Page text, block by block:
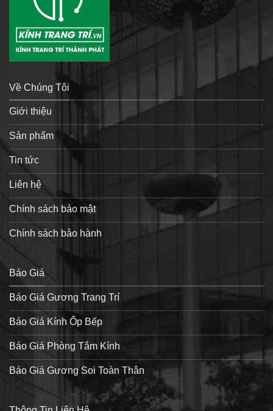
Về Chúng Tôi
Giới thiệu
Sản phẩm
Tin tức
Liên hệ
Chính sách bảo mật
Chính sách bảo hành
Báo Giá
Báo Giá Gương Trang Trí
Báo Giá Kính Ốp Bếp
Báo Giá Phòng Tắm Kính
Báo Giá Gương Soi Toàn Thân